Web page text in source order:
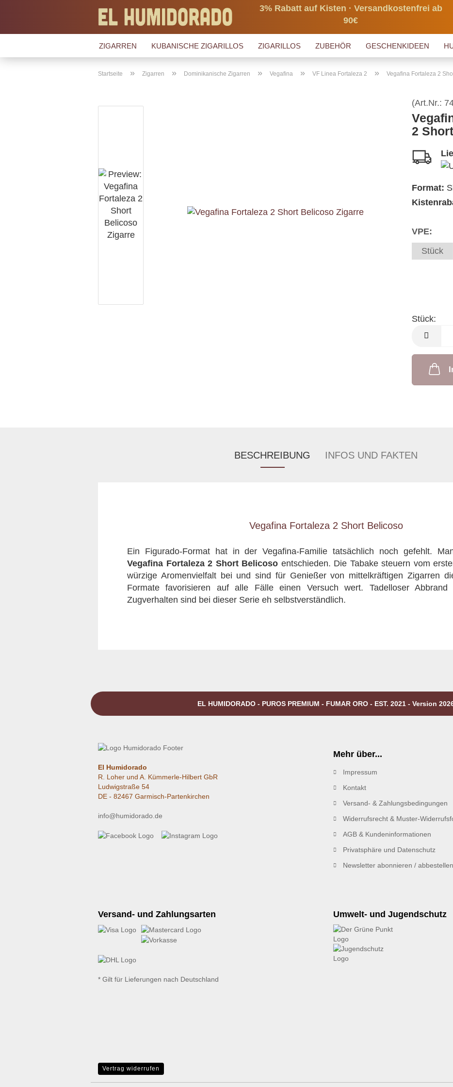
3% Rabatt auf Kisten · Versandkostenfrei ab
90€
ZIGARREN KUBANISCHE ZIGARILLOS ZIGARILLOS ZUBEHÖR GESCHENKIDEEN
Startseite » Zigarren » Dominikanische Zigarren » Vegafina » VF Linea Fortaleza 2 » Vegafina Fortaleza 2
(Art.Nr.:
2
Format:
VPE:
Stück
Stück:
Stück
BESCHREIBUNG INFOS UND FAKTEN
Vegafina Fortaleza 2 Short Belicoso
Ein Figurado-Format hat in der Vegafina-Familie tatsächlich noch gefehlt.
Vegafina Fortaleza 2 Short Belicoso entschieden. Die Tabake steuern vom
würzige Aromenvielfalt bei und sind für Genießer von mittelkräftigen Zigarren
Formate favorisieren auf alle Fälle einen Versuch wert. Tadelloser Abbrand
Zugverhalten sind bei dieser Serie eh selbstverständlich.
EL HUMIDORADO - PUROS PREMIUM - FUMAR ORO - EST. 2021 - Version
El Humidorado
R. Loher und A. Kümmerle-Hilbert GbR
Ludwigstraße 54
DE - 82467 Garmisch-Partenkirchen
info@humidorado.de
Mehr über...
Impressum
Kontakt
Versand- & Zahlungsbedingungen
Widerrufsrecht & Muster-
AGB & Kundeninformationen
Privatsphäre und Datenschutz
Newsletter abonnieren / abbestellen
Versand- und Zahlungsarten
* Gilt für Lieferungen nach Deutschland
Umwelt- und Jugendschutz
Vertrag widerrufen